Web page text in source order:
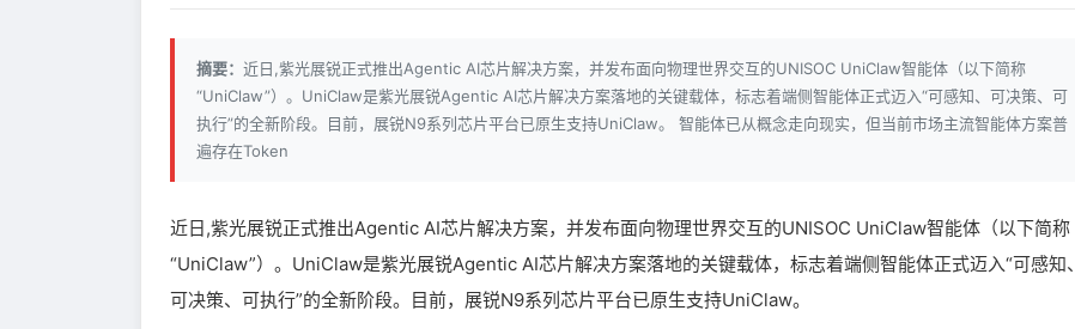
摘要： 近日,紫光展锐正式推出Agentic AI芯片解决方案，并发布面向物理世界交互的UNISOC UniClaw智能体（以下简称
“UniClaw”）。UniClaw是紫光展锐Agentic AI芯片解决方案落地的关键载体，标志着端侧智能体正式迈入“可感知、可决策、可
执行”的全新阶段。目前，展锐N9系列芯片平台已原生支持UniClaw。 智能体已从概念走向现实，但当前市场主流智能体方案普
遍存在Token
近日,紫光展锐正式推出Agentic AI芯片解决方案，并发布面向物理世界交互的UNISOC UniClaw智能体（以下简称
“UniClaw”）。UniClaw是紫光展锐Agentic AI芯片解决方案落地的关键载体，标志着端侧智能体正式迈入“可感知、
可决策、可执行”的全新阶段。目前，展锐N9系列芯片平台已原生支持UniClaw。